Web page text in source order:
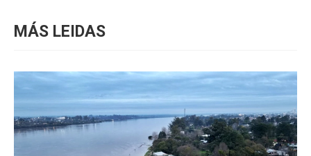
MÁS LEIDAS